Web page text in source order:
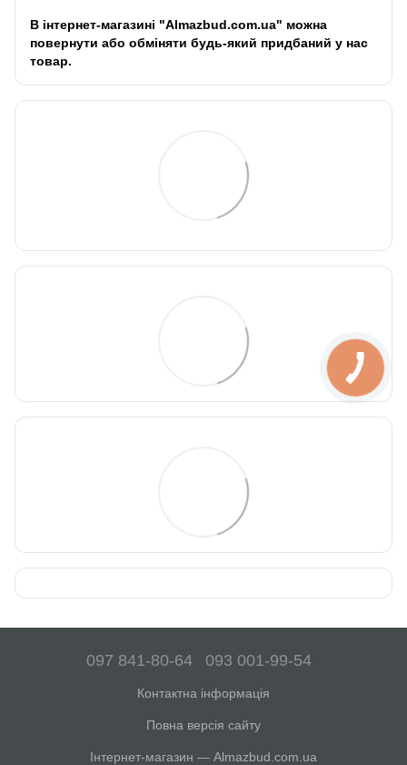
В інтернет-магазині "Almazbud.com.ua" можна
повернути або обміняти будь-який придбаний у нас
товар.
097 841-80-64 093 001-99-54
Контактна інформація
Повна версія сайту
Інтернет-магазин — Almazbud.com.ua